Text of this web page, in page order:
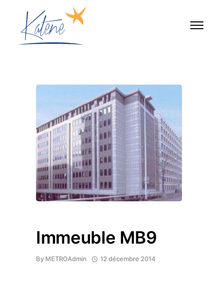
Immeuble MB9
By METROAdmin 12 décembre 2014